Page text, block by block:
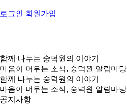
텐
너
뛰
기
로그인 회원가입
함께 나누는 숭덕원의 이야기
마음이 머무는 소식, 숭덕원 알림마당
함께 나누는 숭덕원의 이야기
마음이 머무는 소식, 숭덕원 알림마당
공지사항